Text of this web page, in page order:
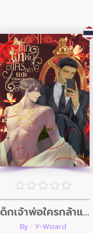
เด็กเจ้าพ่อใครกล้าแตะ (Omegaverse)
By : Y-Wizard